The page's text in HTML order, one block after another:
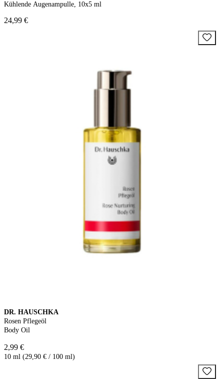
Kühlende Augenampulle, 10x5 ml
24,99 €
DR. HAUSCHKA
Rosen Pflegeöl
Body Oil
2,99 €
10 ml (29,90 € / 100 ml)